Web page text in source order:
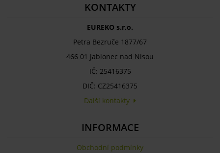
KONTAKTY
EUREKO s.r.o.
Petra Bezruče 1877/67
466 01 Jablonec nad Nisou
IČ: 25416375
DIČ: CZ25416375
Další kontakty
INFORMACE
Obchodní podmínky